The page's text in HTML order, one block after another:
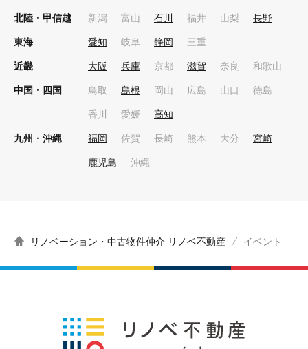
北陸・甲信越 新潟 富山 石川 福井 山梨 長野
東海 愛知 岐阜 静岡 三重
近畿 大阪 兵庫 京都 滋賀 奈良 和歌山
中国・四国 鳥取 島根 岡山 広島 山口 徳島
香川 愛媛 高知
九州・沖縄 福岡 佐賀 長崎 熊本 大分 宮崎
鹿児島 沖縄
リノベーション・中古物件仲介 リノベ不動産 イベント